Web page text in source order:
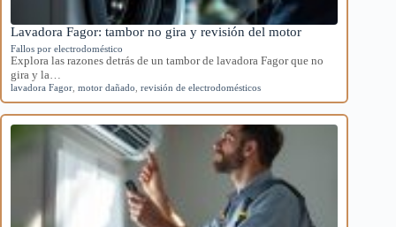
Lavadora Fagor: tambor no gira y revisión del motor
Fallos por electrodoméstico
Explora las razones detrás de un tambor de lavadora Fagor que no
gira y la…
lavadora Fagor motor dañado revisión de electrodomésticos